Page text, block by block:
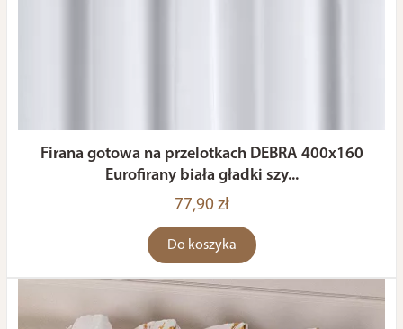
Firana gotowa na przelotkach DEBRA 400x160
Eurofirany biała gładki szy...
77,90 zł
Do koszyka